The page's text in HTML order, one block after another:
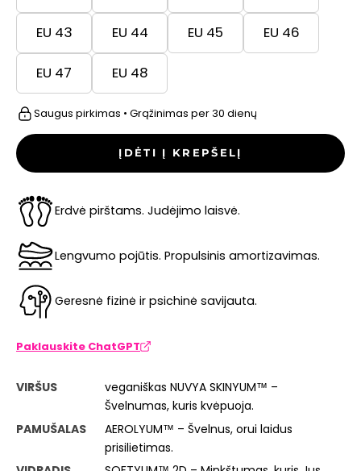
EU 43 EU 44 EU 45 EU 46
EU 47 EU 48
Saugus pirkimas • Grąžinimas per 30 dienų
ĮDĖTI Į KREPŠELĮ
Erdvė pirštams. Judėjimo laisvė.
Lengvumo pojūtis. Propulsinis amortizavimas.
Geresnė fizinė ir psichinė savijauta.
Paklauskite ChatGPT
VIRŠUS
veganiškas NUVYA SKINYUM™ –
Švelnumas, kuris kvėpuoja.
PAMUŠALAS
AEROLYUM™ – Švelnus, orui laidus
prisilietimas.